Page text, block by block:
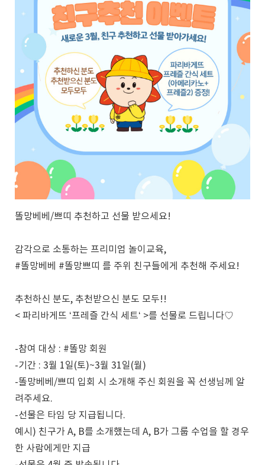
똘망베베/쁘띠 추천하고 선물 받으세요!
감각으로 소통하는 프리미엄 놀이교육,
#똘망베베 #똘망쁘띠 를 주위 친구들에게 추천해 주세요!
추천하신 분도, 추천받으신 분도 모두!!
< 파리바게뜨 ‘프레즐 간식 세트‘ >를 선물로 드립니다♡
-참여 대상 : #똘망 회원
-기간 : 3월 1일(토)~3월 31일(월)
-똘망베베/쁘띠 입회 시 소개해 주신 회원을 꼭 선생님께 알
려주세요.
-선물은 타임 당 지급됩니다.
예시) 친구가 A, B를 소개했는데 A, B가 그룹 수업을 할 경우
한 사람에게만 지급